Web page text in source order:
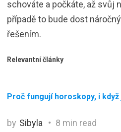
schováte a počkáte, až svůj
případě to bude dost
řešením.
Relevantní články
Proč fungují horoskopy, i
by Sibyla 8 min read